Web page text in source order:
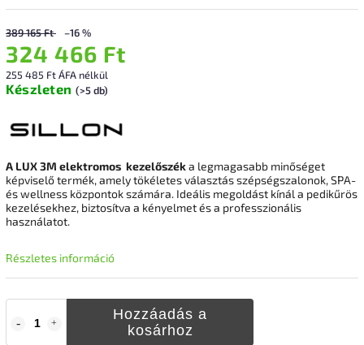
389 165 Ft –16 %
324 466 Ft
255 485 Ft ÁFA nélkül
Készleten (>5 db)
Hozzáadás a
kosárhoz
A LUX 3M elektromos kezelőszéka legmagasabb minőséget
képviselő termék, amely tökéletes választás szépségszalonok, SPA-
és wellness központok számára. Ideális megoldást kínál a pedikűrös
kezelésekhez, biztosítva a kényelmet és a professzionális
használatot.
Részletes információ